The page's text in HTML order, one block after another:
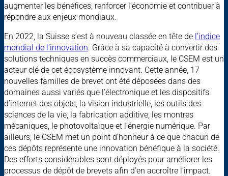
augmenter les bénéfices, renforcer l’économie et contribuer à
répondre aux enjeux mondiaux.
En 2022, la Suisse s’est à nouveau classée en tête de l’indice
mondial de l’innovation. Grâce à sa capacité à convertir des
solutions techniques en succès commerciaux, le CSEM est un
acteur clé de cet écosystème innovant. Cette année, 17
nouvelles familles de brevet ont été déposées dans des
domaines aussi variés que l’électronique et les dispositifs
d’internet des objets, la vision industrielle, les outils des
sciences de la vie, la fabrication additive, les montres
mécaniques, le photovoltaïque et l’énergie numérique. Par
ailleurs, le CSEM met un point d’honneur à ce que chacun de
ces dépôts représente une innovation bénéfique à la société.
Des efforts considérables sont déployés pour améliorer les
processus de dépôt de brevets afin d’en accroître l’impact.